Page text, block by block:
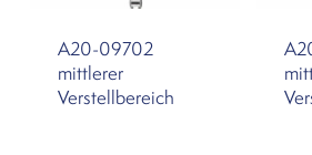
A20-09702
mittlerer
Verstellbereich